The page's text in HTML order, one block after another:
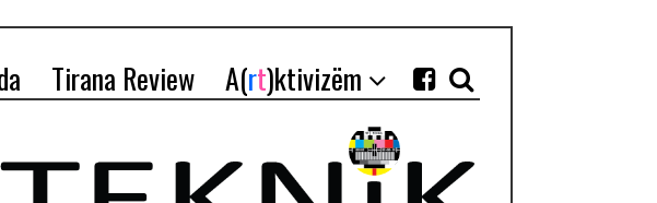
Tirana Review A(rt)ktivizëm